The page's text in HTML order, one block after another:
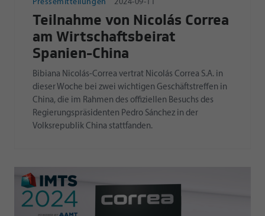
Pressemitteilungen 2024-09-11
Teilnahme von Nicolás Correa
am Wirtschaftsbeirat
Spanien-China
Bibiana Nicolás-Correa vertrat Nicolás Correa S.A. in
dieser Woche bei zwei wichtigen Geschäftstreffen in
China, die im Rahmen des offiziellen Besuchs des
Regierungspräsidenten Pedro Sánchez in der
Volksrepublik China stattfanden.